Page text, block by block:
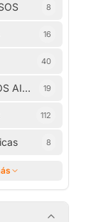
8
16
40
AISLADOS
19
112
8